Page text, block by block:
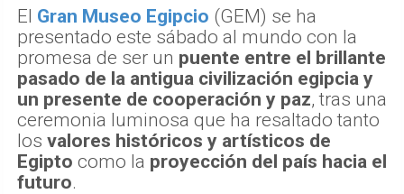
El Gran Museo Egipcio (GEM) se ha
presentado este sábado al mundo con la
promesa de ser un puente entre el brillante
pasado de la antigua civilización egipcia y
un presente de cooperación y paz, tras una
ceremonia luminosa que ha resaltado tanto
los valores históricos y artísticos de
Egipto como la proyección del país hacia el
futuro.